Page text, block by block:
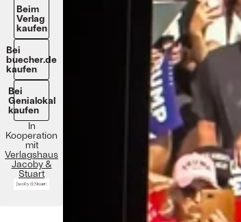
Beim
Verlag
kaufen
Bei
buecher.de
kaufen
Bei
Genialokal
kaufen
In
Kooperation
mit
Verlagshaus
Jacoby &
Stuart